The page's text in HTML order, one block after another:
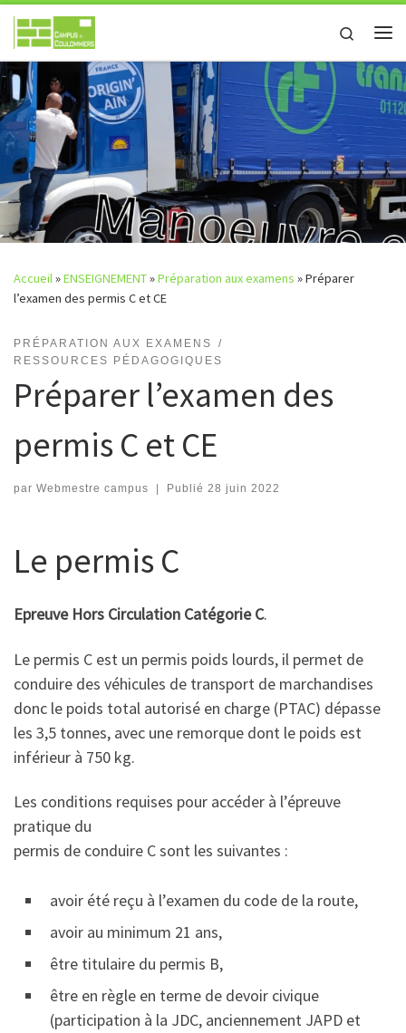
Passer au contenu
Search
Accueil»ENSEIGNEMENT»Préparation aux examens »Préparer
l’examen des permis C et CE
PRÉPARATION AUX EXAMENS
RESSOURCES PÉDAGOGIQUES
Préparer l’examen des
permis C et CE
par Webmestre campus Publié 28 juin 2022
Le permis C
Epreuve Hors Circulation Catégorie C.
Le permis C est un permis poids lourds, il permet de
conduire des véhicules de transport de marchandises
donc le poids total autorisé en charge (PTAC) dépasse
les 3,5 tonnes, avec une remorque dont le poids est
inférieur à 750 kg.
Les conditions requises pour accéder à l’épreuve
pratique du
permis de conduire C sont les suivantes :
avoir été reçu à l’examen du code de la route,
avoir au minimum 21 ans,
être titulaire du permis B,
être en règle en terme de devoir civique
(participation à la JDC, anciennement JAPD et